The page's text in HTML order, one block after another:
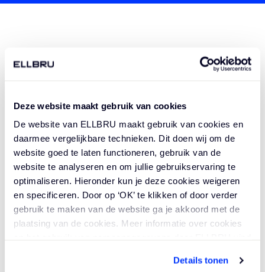
Deze website maakt gebruik van cookies
De website van ELLBRU maakt gebruik van cookies en
daarmee vergelijkbare technieken. Dit doen wij om de
website goed te laten functioneren, gebruik van de
website te analyseren en om jullie gebruikservaring te
optimaliseren. Hieronder kun je deze cookies weigeren
en specificeren. Door op ‘OK’ te klikken of door verder
gebruik te maken van de website ga je akkoord met de
plaatsing van de cookies. Meer informatie over cookies
Details tonen
GERELATEERDE VACATURES
Adviseur Werktuigbouwkunde
Defensie
Arnhem
Vast